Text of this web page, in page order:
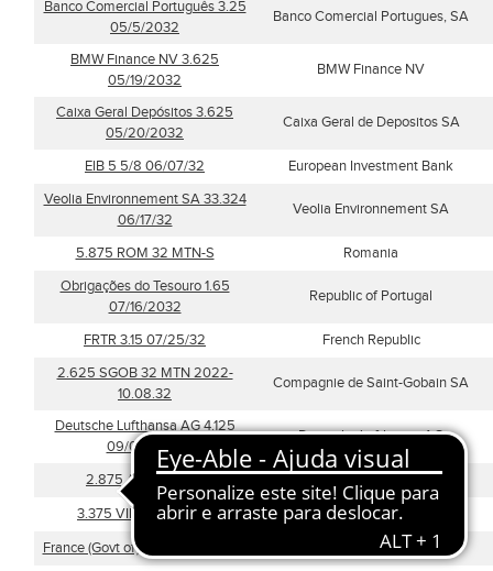
Banco Comercial Português 3.25
05/5/2032
Banco Comercial Portugues, SA
BMW Finance NV 3.625
05/19/2032
BMW Finance NV
Caixa Geral Depósitos 3.625
05/20/2032
Caixa Geral de Depositos SA
EIB 5 5/8 06/07/32
European Investment Bank
Veolia Environnement SA 33.324
06/17/32
Veolia Environnement SA
5.875 ROM 32 MTN-S
Romania
Obrigações do Tesouro 1.65
07/16/2032
Republic of Portugal
FRTR 3.15 07/25/32
French Republic
2.625 SGOB 32 MTN 2022-
10.08.32
Compagnie de Saint-Gobain SA
Deutsche Lufthansa AG 4.125
09/03/2032
Deutsche Lufthansa AG
2.875 Air 32 Reg S
Air Liquide Finance
3.375 VINCI 32 EMTN
Vinci SA
France (Govt of) 5.75 10/25/2032
French Republic